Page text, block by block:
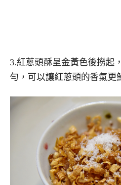
3.紅蔥頭酥呈金黃色後撈起
勻，可以讓紅蔥頭的香氣更